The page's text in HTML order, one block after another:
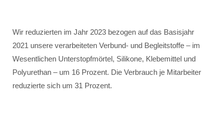
Wir reduzierten im Jahr 2023 bezogen auf das Basisjahr
2021 unsere verarbeiteten Verbund- und Begleitstoffe – im
Wesentlichen Unterstopfmörtel, Silikone, Klebemittel und
Polyurethan – um 16 Prozent. Die Verbrauch je Mitarbeiter
reduzierte sich um 31 Prozent.